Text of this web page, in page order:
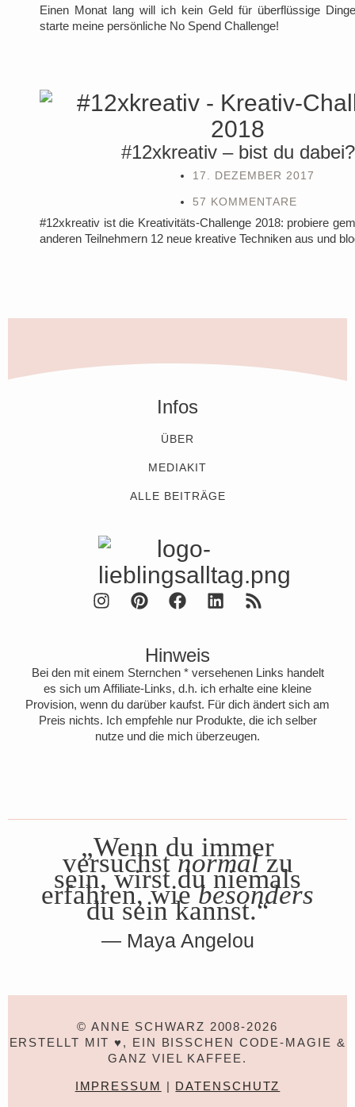
Einen Monat lang will ich kein Geld für überflüssige
starte meine persönliche No Spend Challenge!
#12xkreativ – bist du dabei?
17. DEZEMBER 2017
57 KOMMENTARE
#12xkreativ ist die Kreativitäts-Challenge 2018: probiere
anderen Teilnehmern 12 neue kreative Techniken aus und
Infos
ÜBER
MEDIAKIT
ALLE BEITRÄGE
Hinweis
Bei den mit einem Sternchen * versehenen Links handelt
es sich um Affiliate-Links, d.h. ich erhalte eine kleine
Provision, wenn du darüber kaufst. Für dich ändert sich am
Preis nichts. Ich empfehle nur Produkte, die ich selber
nutze und die mich überzeugen.
„Wenn du immer
versuchstnormalzu
sein, wirst du niemals
erfahren, wiebesonders
du sein kannst.“
Maya Angelou
© ANNE SCHWARZ 2008-2026
ERSTELLT MIT ♥, EIN BISSCHEN CODE-MAGIE &
GANZ VIEL KAFFEE.
IMPRESSUM | DATENSCHUTZ